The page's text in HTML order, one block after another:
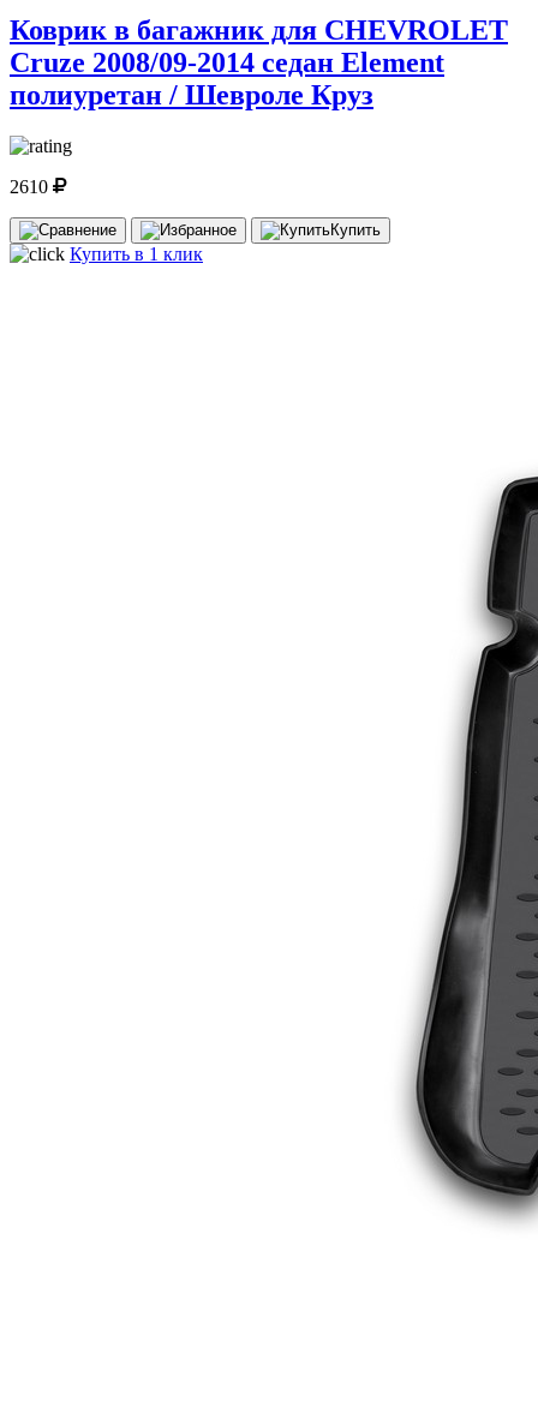
Коврик в багажник для CHEVROLET
Cruze 2008/09-2014 седан Element
полиуретан / Шевроле Круз
2610
Купить
Купить в 1 клик